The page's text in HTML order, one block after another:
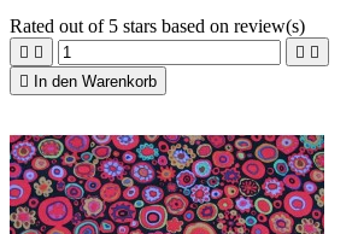
Rated out of 5 stars based on review(s)
   

In den Warenkorb